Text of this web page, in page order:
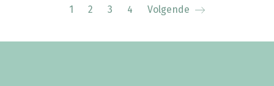
1 2 3 4 Volgende